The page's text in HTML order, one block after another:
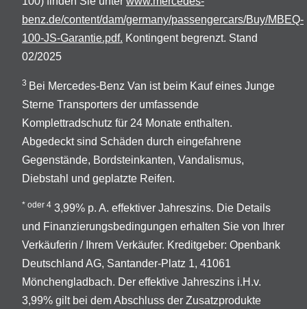
benz.de/content/dam/germany/passengercars/Buy/MBEQ-
100-JS-Garantie.pdf. Kontingent begrenzt. Stand
02/2025
3 Bei Mercedes-Benz Van ist beim Kauf eines Junge
Sterne Transporters der umfassende
Komplettradschutz für 24 Monate enthalten.
Abgedeckt sind Schäden durch eingefahrene
Gegenstände, Bordsteinkanten, Vandalismus,
Diebstahl und geplatzte Reifen.
* oder 4 3,99% p. A. effektiver Jahreszins. Die Details
und Finanzierungsbedingungen erhalten Sie von Ihrer
Verkäuferin / Ihrem Verkäufer. Kreditgeber: Openbank
Deutschland AG, Santander-Platz 1, 41061
Mönchengladbach. Der effektive Jahreszins i.H.v.
3,99% gilt bei dem Abschluss der Zusatzprodukte